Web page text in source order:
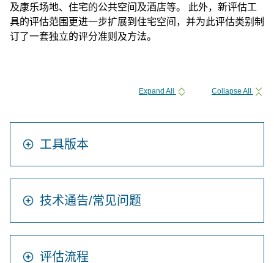
及康乐场地、住宅的公共空间及酒店等。 此外，新评估工
具的评估范围更进一步扩展到住宅空间，并为此评估类别制
订了一套独立的评分准则及方法。
Expand All Collapse All
工具版本
技术通告/常见问题
评估流程